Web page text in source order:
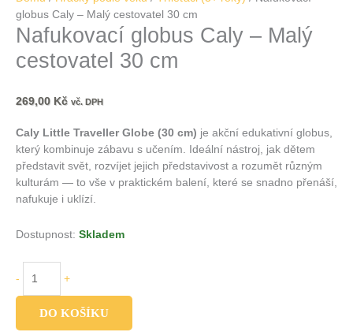
globus Caly – Malý cestovatel 30 cm
Nafukovací globus Caly – Malý
cestovatel 30 cm
269,00 Kč vč. DPH
Caly Little Traveller Globe (30 cm) je akční edukativní globus,
který kombinuje zábavu s učením. Ideální nástroj, jak dětem
představit svět, rozvíjet jejich představivost a rozumět různým
kulturám — to vše v praktickém balení, které se snadno přenáší,
nafukuje i uklízí.
Dostupnost: Skladem
- +
DO KOŠÍKU